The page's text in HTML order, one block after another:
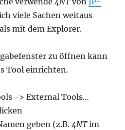
viele Sachen weitaus
mit dem Explorer.
zu öffnen kann
Tool einrichten.
-> External Tools…
geben (z.B.4NTim